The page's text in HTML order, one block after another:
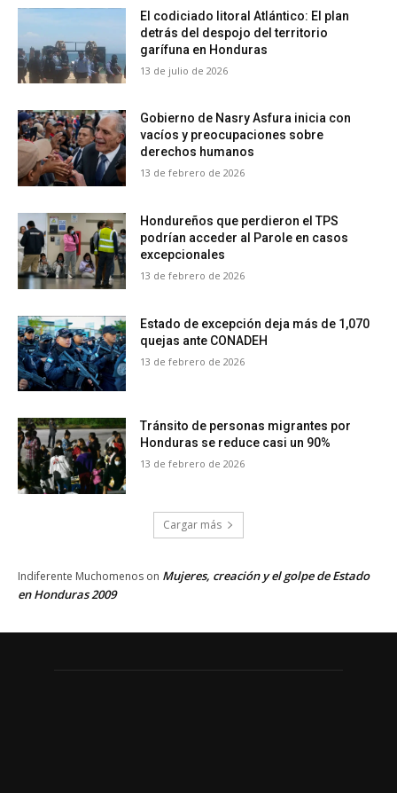
El codiciado litoral Atlántico: El plan
detrás del despojo del territorio
garífuna en Honduras
13 de julio de 2026
Gobierno de Nasry Asfura inicia con
vacíos y preocupaciones sobre
derechos humanos
13 de febrero de 2026
Hondureños que perdieron el TPS
podrían acceder al Parole en casos
excepcionales
13 de febrero de 2026
Estado de excepción deja más de 1,070
quejas ante CONADEH
13 de febrero de 2026
Tránsito de personas migrantes por
Honduras se reduce casi un 90%
13 de febrero de 2026
Cargar más
Indiferente Muchomenos on Mujeres, creación y el golpe de Estado
en Honduras 2009